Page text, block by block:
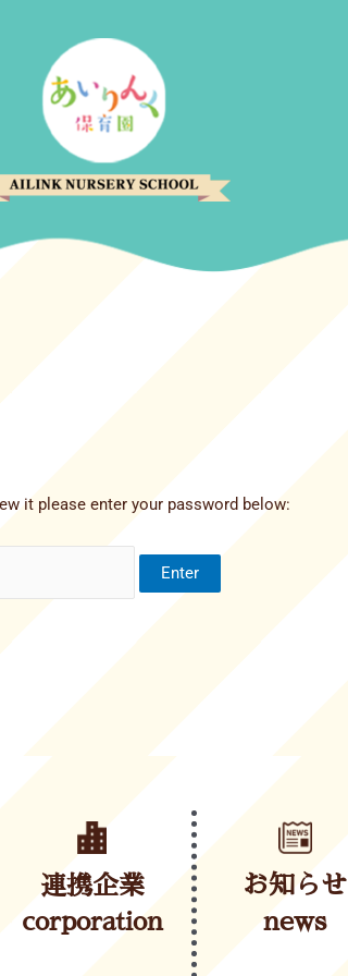
it please enter your password below:
連携企業
corporation
お知らせ
news